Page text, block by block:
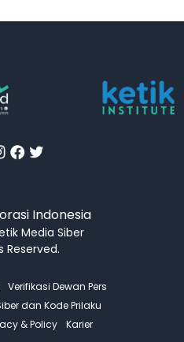
Indonesia
Media Siber
Reserved.
Verifikasi Dewan Pers
dan Kode Prilaku
& Policy Karier